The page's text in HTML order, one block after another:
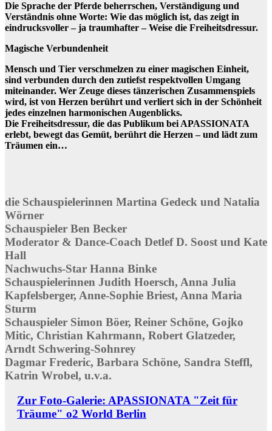
Die Sprache der Pferde beherrschen, Verständigung und
Verständnis ohne Worte: Wie das möglich ist, das zeigt in
eindrucksvoller – ja traumhafter – Weise die Freiheitsdressur.
Magische Verbundenheit
Mensch und Tier verschmelzen zu einer magischen Einheit,
sind verbunden durch den zutiefst respektvollen Umgang
miteinander. Wer Zeuge dieses tänzerischen Zusammenspiels
wird, ist von Herzen berührt und verliert sich in der Schönheit
jedes einzelnen harmonischen Augenblicks.
Die Freiheitsdressur, die das Publikum bei APASSIONATA
erlebt, bewegt das Gemüt, berührt die Herzen – und lädt zum
Träumen ein…
die Schauspielerinnen Martina Gedeck und Natalia
Wörner
Schauspieler Ben Becker
Moderator & Dance-Coach Detlef D. Soost und Kate
Hall
Nachwuchs-Star Hanna Binke
Schauspielerinnen Judith Hoersch, Anna Julia
Kapfelsberger, Anne-Sophie Briest, Anna Maria
Sturm
Schauspieler Simon Böer, Reiner Schöne, Gojko
Mitic, Christian Kahrmann, Robert Glatzeder,
Arndt Schwering-Sohnrey
Dagmar Frederic, Barbara Schöne, Sandra Steffl,
Katrin Wrobel, u.v.a.
Zur Foto-Galerie: APASSIONATA "Zeit für
Träume" o2 World Berlin